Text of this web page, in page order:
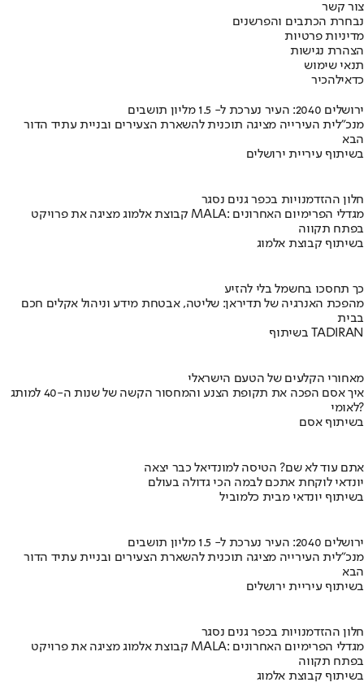
צור קשר
נבחרת הכתבים והפרשנים
מדיניות פרטיות
הצהרת נגישות
תנאי שימוש
כדאילהכיר
ירושלים 2040: העיר נערכת ל- 1.5 מליון תושבים
מנכ"לית העירייה מציגה תוכנית להשארת הצעירים ובניית עתיד הדור
הבא
בשיתוף עיריית ירושלים
חלון ההזדמנויות בכפר גנים נסגר
קבוצת אלמוג מציגה את פרויקט MALA: מגדלי הפרימיום האחרונים
בפתח תקווה
בשיתוף קבוצת אלמוג
כך תחסכו בחשמל בלי להזיע
מהפכת האנרגיה של תדיראן: שליטה, אבטחת מידע וניהול אקלים חכם
בבית
בשיתוף TADIRAN
מאחורי הקלעים של הטעם הישראלי
איך אסם הפכה את תקופת הצנע והמחסור הקשה של שנות ה-40 למותג
לאומי?
בשיתוף אסם
אתם עוד לא שם? הטיסה למונדיאל כבר יצאה
יונדאי לוקחת אתכם לבמה הכי גדולה בעולם
בשיתוף יונדאי מבית כלמוביל
ירושלים 2040: העיר נערכת ל- 1.5 מליון תושבים
מנכ"לית העירייה מציגה תוכנית להשארת הצעירים ובניית עתיד הדור
הבא
בשיתוף עיריית ירושלים
חלון ההזדמנויות בכפר גנים נסגר
קבוצת אלמוג מציגה את פרויקט MALA: מגדלי הפרימיום האחרונים
בפתח תקווה
בשיתוף קבוצת אלמוג